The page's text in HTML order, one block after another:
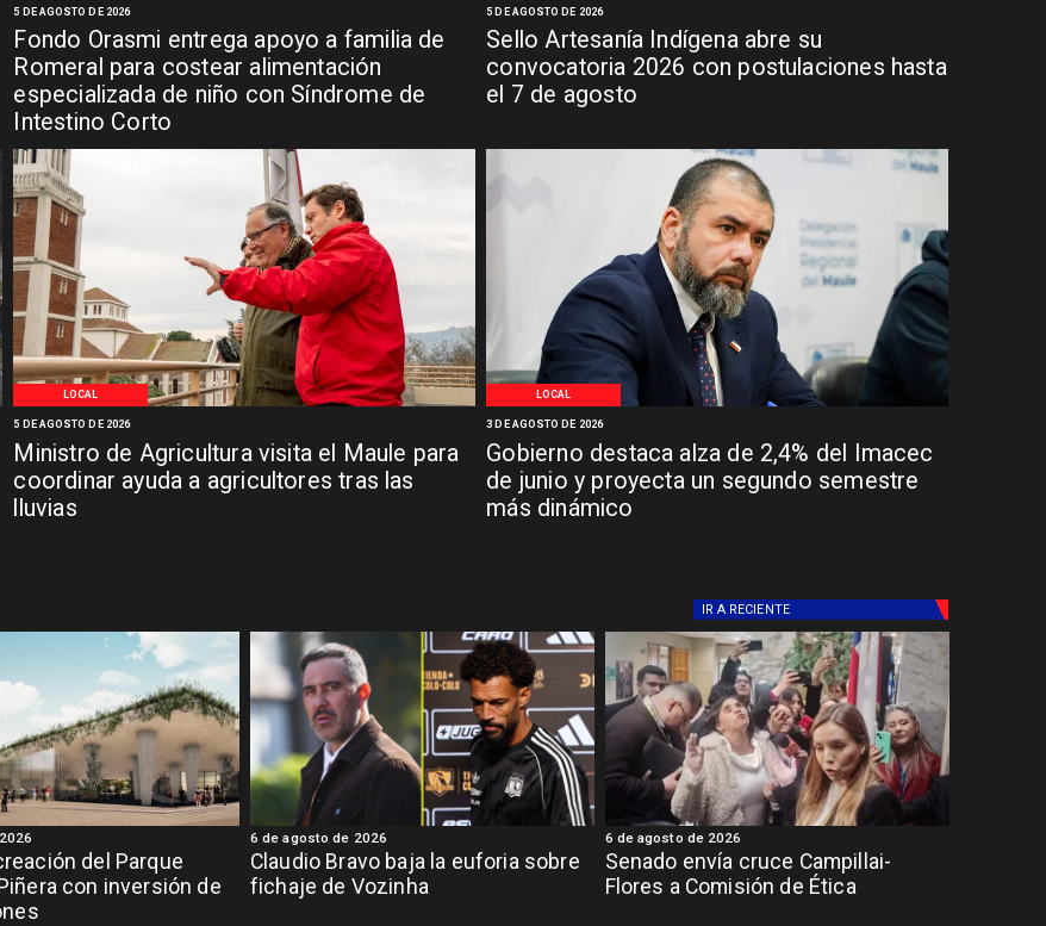
Fondo Orasmi entrega apoyo a familia de
Romeral para costear alimentación
especializada de niño con Síndrome de
Intestino Corto
5 DE AGOSTO DE 2026
Sello Artesanía Indígena abre su
convocatoria 2026 con postulaciones hasta
el 7 de agosto
5 DE AGOSTO DE 2026
LOCAL
Ministro de Agricultura visita el Maule para
coordinar ayuda a agricultores tras las
lluvias
5 DE AGOSTO DE 2026
LOCAL
Gobierno destaca alza de 2,4% del Imacec
de junio y proyecta un segundo semestre
más dinámico
3 DE AGOSTO DE 2026
IR A RECIENTE
del Parque
con inversión de
Claudio Bravo baja la euforia sobre
fichaje de Vozinha
6 de agosto de 2026
Senado envía cruce Campillai-
Flores a Comisión de Ética
6 de agosto de 2026